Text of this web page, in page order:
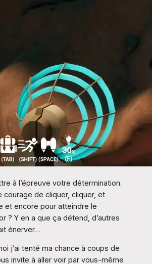
à l’épreuve votre détermination.
courage de cliquer, cliquer, et
et encore pour atteindre le
? Y en a que ça détend, d’autres
énerver…
j’ai tenté ma chance à coups de
invite à aller voir par vous-même